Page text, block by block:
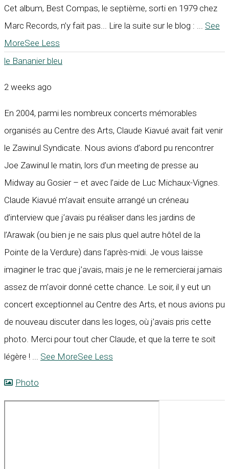
Cet album, Best Compas, le septième, sorti en 1979 chez
Marc Records, n’y fait pas... Lire la suite sur le blog :
See
MoreSee Less
le Bananier bleu
2 weeks ago
En 2004, parmi les nombreux concerts mémorables
organisés au Centre des Arts, Claude Kiavué avait fait venir
le Zawinul Syndicate. Nous avions d’abord pu rencontrer
Joe Zawinul le matin, lors d’un meeting de presse au
Midway au Gosier – et avec l’aide de Luc Michaux-Vignes.
Claude Kiavué m’avait ensuite arrangé un créneau
d’interview que j’avais pu réaliser dans les jardins de
l’Arawak (ou bien je ne sais plus quel autre hôtel de la
Pointe de la Verdure) dans l’après-midi. Je vous laisse
imaginer le trac que j’avais, mais je ne le remercierai jamais
assez de m’avoir donné cette chance. Le soir, il y eut un
concert exceptionnel au Centre des Arts, et nous avions pu
de nouveau discuter dans les loges, où j’avais pris cette
photo. Merci pour tout cher Claude, et que la terre te soit
légère !
See MoreSee Less
Photo